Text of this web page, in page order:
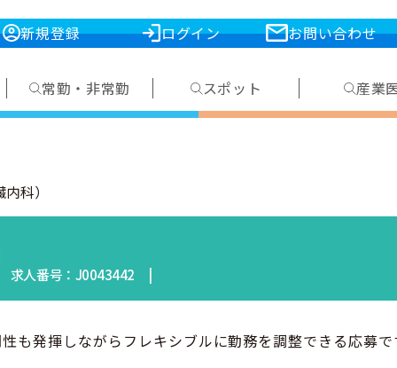
新規登録 ログイン お問い合わせ
常勤・非常勤 スポット 産業
科）
人番号：J0043442 |
も発揮しながらフレキシブルに勤務を調整できる応募